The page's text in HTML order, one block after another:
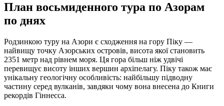
План восьмиденного тура по Азорам
по днях
Родзинкою туру на Азори є сходження на гору Піку —
найвищу точку Азорських островів, висота якої становить
2351 метр над рівнем моря. Ця гора більш ніж удвічі
перевищує висоту інших вершин архіпелагу. Піку також має
унікальну геологічну особливість: найбільшу підводну
частину серед вулканів, завдяки чому вона внесена до Книги
рекордів Гіннесса.